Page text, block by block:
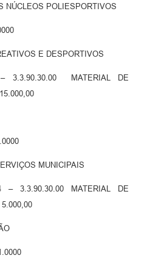
POLIESPORTIVOS
E DESPORTIVOS
MATERIAL DE
MUNICIPAIS
MATERIAL DE